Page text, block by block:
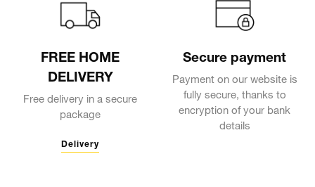
FREE HOME
DELIVERY
Free delivery in a secure
package
Delivery
Secure payment
Payment on our website is
fully secure, thanks to
encryption of your bank
details